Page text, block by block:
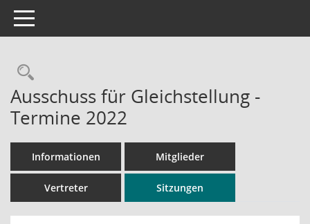
Toggle navigation
Rechercheauswahl
Ausschuss für Gleichstellung -
Termine 2022
Informationen Mitglieder
Vertreter Sitzungen